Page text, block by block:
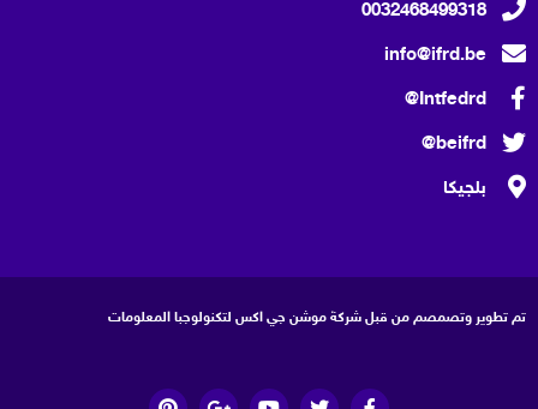
0032468499318
info@ifrd.be
Intfedrd@
beifrd@
بلجيكا
تم تطوير وتصمصم من قبل شركة موشن جي اكس لتكنولوجبا المعلومات